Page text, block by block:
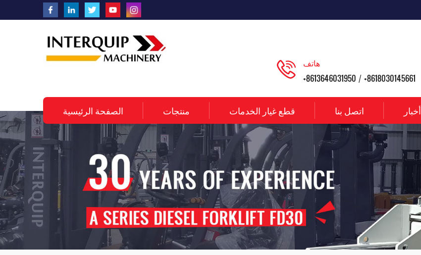
هاتف
+8613646031950 / +8618030145661
الصفحة الرئيسية منتجات قطع غيار الخدمات اتصل بنا أخبار